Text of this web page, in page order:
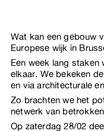
Wat kan een gebouw
Europese wijk in
Een week lang
elkaar. We bekeken
en via architecturale
Zo brachten we het
netwerk van
Op zaterdag 28/02